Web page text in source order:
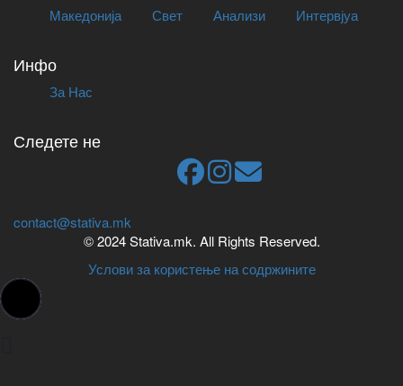
Македонија Свет Анализи Интервјуа
Инфо
За Нас
Следете не
contact@stativa.mk
© 2024 Stativa.mk. All Rights Reserved.
Услови за користење на содржините